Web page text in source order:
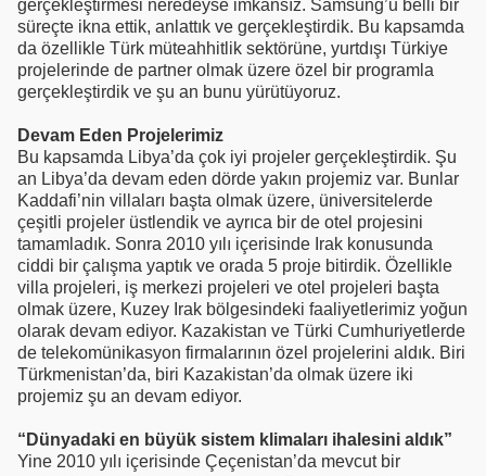
gerçekleştirmesi neredeyse imkansız. Samsung’u belli bir
süreçte ikna ettik, anlattık ve gerçekleştirdik. Bu kapsamda
da özellikle Türk müteahhitlik sektörüne, yurtdışı Türkiye
projelerinde de partner olmak üzere özel bir programla
gerçekleştirdik ve şu an bunu yürütüyoruz.
Devam Eden Projelerimiz
Bu kapsamda Libya’da çok iyi projeler gerçekleştirdik. Şu
an Libya’da devam eden dörde yakın projemiz var. Bunlar
Kaddafi’nin villaları başta olmak üzere, üniversitelerde
çeşitli projeler üstlendik ve ayrıca bir de otel projesini
tamamladık. Sonra 2010 yılı içerisinde Irak konusunda
ciddi bir çalışma yaptık ve orada 5 proje bitirdik. Özellikle
villa projeleri, iş merkezi projeleri ve otel projeleri başta
olmak üzere, Kuzey Irak bölgesindeki faaliyetlerimiz yoğun
olarak devam ediyor. Kazakistan ve Türki Cumhuriyetlerde
de telekomünikasyon firmalarının özel projelerini aldık. Biri
Türkmenistan’da, biri Kazakistan’da olmak üzere iki
projemiz şu an devam ediyor.
“Dünyadaki en büyük sistem klimaları ihalesini aldık”
Yine 2010 yılı içerisinde Çeçenistan’da mevcut bir